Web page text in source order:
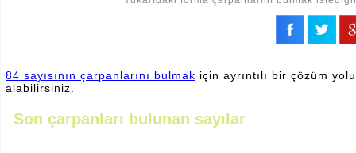
84 sayısının çarpanlarını bulmak için ayrıntılı bir çözüm
alabilirsiniz.
Son çarpanları bulunan sayılar